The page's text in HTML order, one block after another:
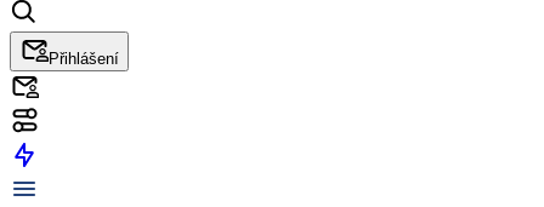
Přihlášení